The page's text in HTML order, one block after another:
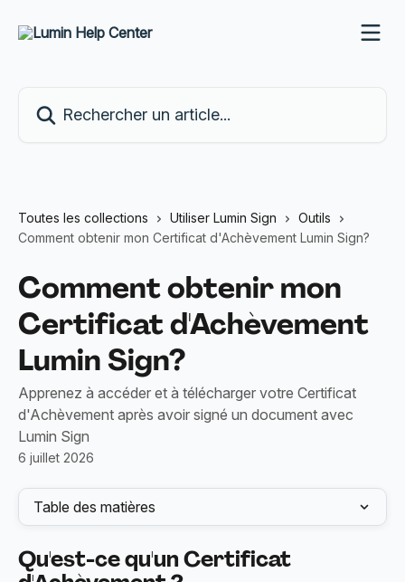
Toutes les collections Utiliser Lumin Sign
Outils
Comment obtenir mon Certificat d'Achèvement Lumin Sign?
Comment obtenir mon
Certificat d'Achèvement
Lumin Sign?
Apprenez à accéder et à télécharger votre Certificat
d'Achèvement après avoir signé un document avec
Lumin Sign
6 juillet 2026
Table des matières
Qu'est-ce qu'un Certificat